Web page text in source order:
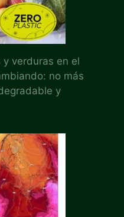
verduras en el
no más
y